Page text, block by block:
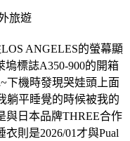
旅遊
ANGELES的螢幕顯
塢標誌A350-900的開箱
下機時發現哭娃頭上面
躺平睡覺的時候被我的
與日本品牌THREE合作
則是2026/01才與Pual